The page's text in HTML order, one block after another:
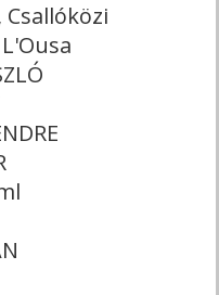
Csallóközi
L'Ousa